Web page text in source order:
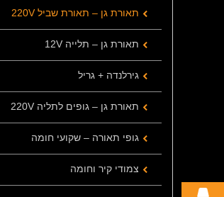
תאורת גן – תאורת שביל 220V
תאורת גן – תלייה 12V
גירלנדה + גריל
תאורת גן – גופים לתליה 220V
גופי תאורה – שקועי חומה
צמודי קיר וחומה